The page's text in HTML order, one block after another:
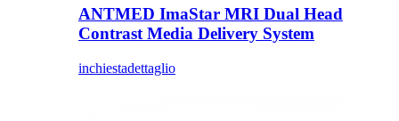
ANTMED ImaStar MRI Dual Head
Contrast Media Delivery System
inchiestadettaglio